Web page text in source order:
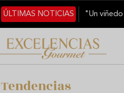
Pasar al contenido principal
ÚLTIMAS NOTICIAS
Tendencias